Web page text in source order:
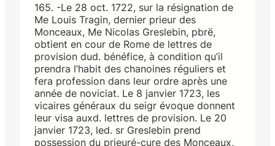
165. -Le 28 oct. 1722, sur la résignation de
Me Louis Tragin, dernier prieur des
Monceaux, Me Nicolas Greslebin, pbrë,
obtient en cour de Rome de lettres de
provision dud. bénéfice, à condition qu’il
prendra l’habit des chanoines réguliers et
fera profession dans leur ordre après une
année de noviciat. Le 8 janvier 1723, les
vicaires généraux du seigr évoque donnent
leur visa auxd. lettres de provision. Le 20
janvier 1723, led. sr Greslebin prend
possession du prieuré-cure des Monceaux,